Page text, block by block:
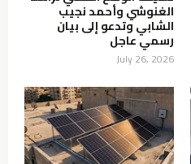
الغنوشي وأحمد نجيب
الشابي وتدعو إلى بيان
رسمي عاجل
July 26, 2026